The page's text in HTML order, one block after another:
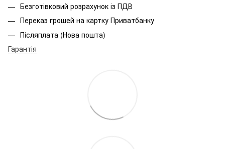
Безготівковий розрахунок із ПДВ
Переказ грошей на картку Приватбанку
Післяплата (Нова пошта)
Гарантія